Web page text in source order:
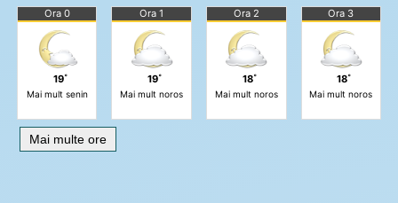
Ora 0
19˚
Mai mult senin
Ora 1
19˚
Mai mult noros
Ora 2
18˚
Mai mult noros
Ora 3
18˚
Mai mult noros
Mai multe ore